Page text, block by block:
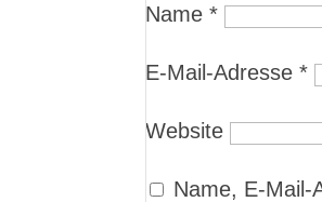
Name*
E-Mail-Adresse*
Website
Name, E-Mail-